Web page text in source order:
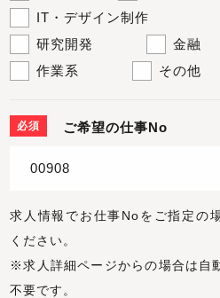
IT・デザイン制作
研究開発
金融
作業系
その他
必須 ご希望の仕事No
求人情報でお仕事Noをご指定の
ください。
※求人詳細ページからの場合は自
不要です。